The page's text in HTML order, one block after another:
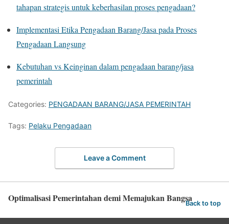
tahapan strategis untuk keberhasilan proses pengadaan?
Implementasi Etika Pengadaan Barang/Jasa pada Proses
Pengadaan Langsung
Kebutuhan vs Keinginan dalam pengadaan barang/jasa
pemerintah
Categories: PENGADAAN BARANG/JASA PEMERINTAH
Tags: Pelaku Pengadaan
Leave a Comment
Optimalisasi Pemerintahan demi Memajukan BangsaBack to top